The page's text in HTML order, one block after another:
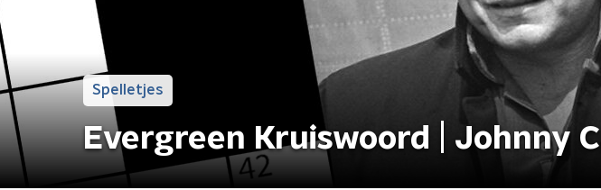
Spelletjes
Evergreen Kruiswoord | Johnny